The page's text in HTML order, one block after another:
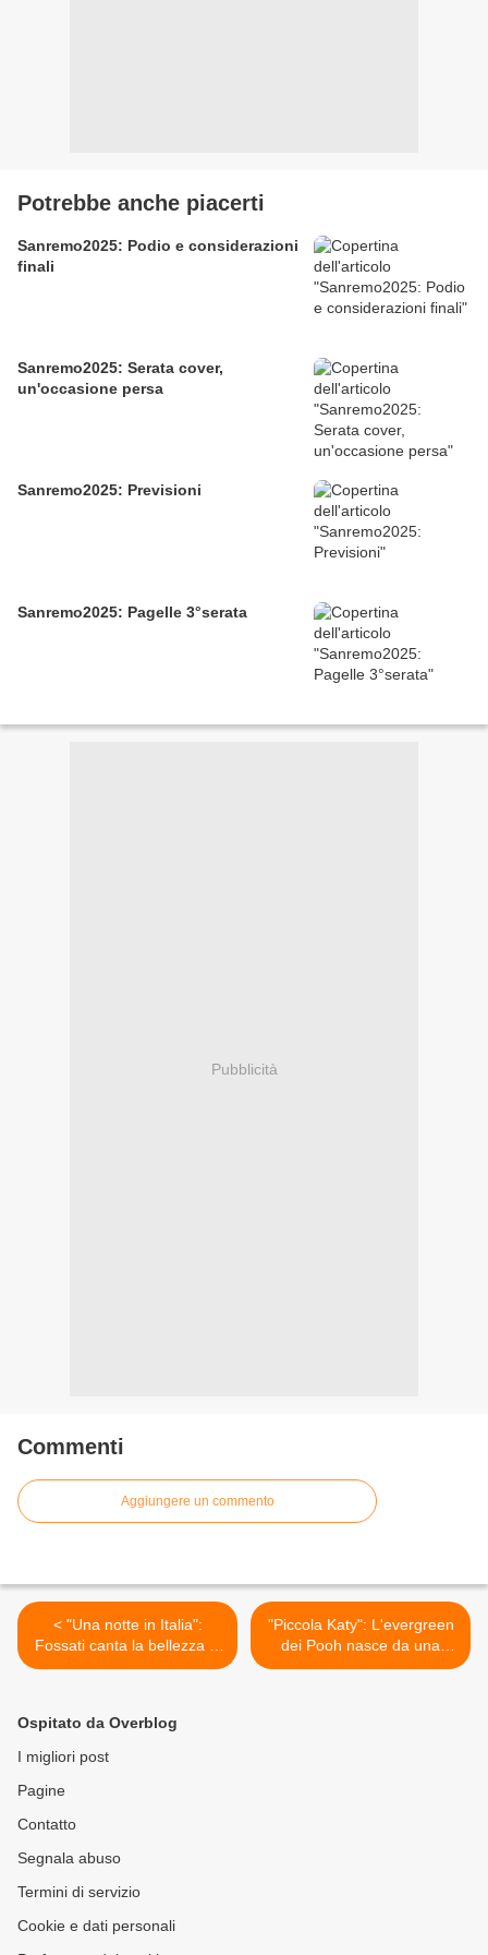
Potrebbe anche piacerti
Sanremo2025: Podio e considerazioni
finali
Sanremo2025: Serata cover,
un'occasione persa
Sanremo2025: Previsioni
Sanremo2025: Pagelle 3°serata
Pubblicità
Commenti
Aggiungere un commento
< "Una notte in Italia":
Fossati canta la bellezza di
esserci anche in un tempo
"Piccola Katy": L'evergreen
dei Pooh nasce da una
sbronza >
Ospitato da Overblog
I migliori post
Pagine
Contatto
Segnala abuso
Termini di servizio
Cookie e dati personali